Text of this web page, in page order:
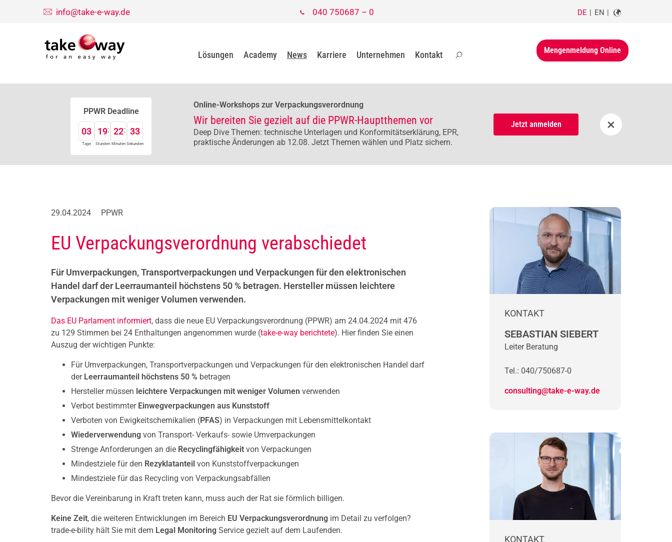
info@take-e-way.de 040 750687 – 0 DE EN
Lösungen Academy News Karriere Unternehmen Kontakt Mengenmeldung Online
PPWR Deadline
03
Tage
19
Stunden
22
Minuten
32
Sekunden
Online-Workshops zur Verpackungsverordnung
Wir bereiten Sie gezielt auf die PPWR-Hauptthemen vor
Deep Dive Themen: technische Unterlagen und Konformitätserklärung, EPR,
praktische Änderungen ab 12.08. Jetzt Themen wählen und Platz sichern.
Jetzt anmelden ×
29.04.2024 PPWR
EU Verpackungsverordnung verabschiedet
Für Umverpackungen, Transportverpackungen und Verpackungen für den elektronischen
Handel darf der Leerraumanteil höchstens 50 % betragen. Hersteller müssen leichtere
Verpackungen mit weniger Volumen verwenden.
Das EU Parlament informiert, dass die neue EU Verpackungsverordnung (PPWR) am 24.04.2024 mit 476
zu 129 Stimmen bei 24 Enthaltungen angenommen wurde (take-e-way berichtete). Hier finden Sie einen
Auszug der wichtigen Punkte:
Für Umverpackungen, Transportverpackungen und Verpackungen für den elektronischen Handel darf
der Leerraumanteil höchstens 50 % betragen
Hersteller müssen leichtere Verpackungen mit weniger Volumen verwenden
Verbot bestimmter Einwegverpackungen aus Kunststoff
Verboten von Ewigkeitschemikalien (PFAS) in Verpackungen mit Lebensmittelkontakt
Wiederverwendung von Transport- Verkaufs- sowie Umverpackungen
Strenge Anforderungen an die Recyclingfähigkeit von Verpackungen
Mindestziele für den Rezyklatanteil von Kunststoffverpackungen
Mindestziele für das Recycling von Verpackungsabfällen
Bevor die Vereinbarung in Kraft treten kann, muss auch der Rat sie förmlich billigen.
Keine Zeit, die weiteren Entwicklungen im Bereich EU Verpackungsverordnung im Detail zu verfolgen?
trade-e-bility hält Sie mit dem Legal Monitoring Service gezielt auf dem Laufenden.
KONTAKT
SEBASTIAN SIEBERT
Leiter Beratung
Tel.: 040/750687-0
consulting@take-e-way.de
KONTAKT